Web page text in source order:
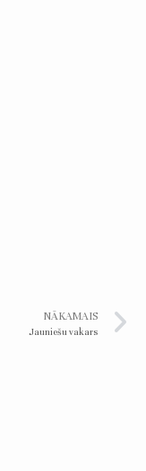
NĀKAMAIS
Jauniešu vakars